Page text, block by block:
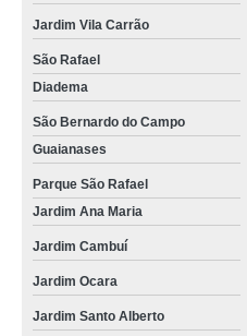
Jardim Vila Carrão
São Rafael
Diadema
São Bernardo do Campo
Guaianases
Parque São Rafael
Jardim Ana Maria
Jardim Cambuí
Jardim Ocara
Jardim Santo Alberto